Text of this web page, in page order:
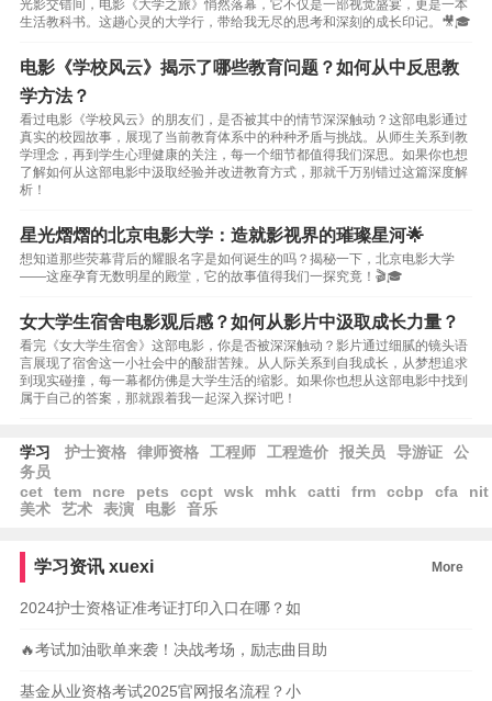
光影交错间，电影《大学之旅》悄然落幕，它不仅是一部视觉盛宴，更是一本
生活教科书。这趟心灵的大学行，带给我无尽的思考和深刻的成长印记。🎥🎓
电影《学校风云》揭示了哪些教育问题？如何从中反思教
学方法？
看过电影《学校风云》的朋友们，是否被其中的情节深深触动？这部电影通过
真实的校园故事，展现了当前教育体系中的种种矛盾与挑战。从师生关系到教
学理念，再到学生心理健康的关注，每一个细节都值得我们深思。如果你也想
了解如何从这部电影中汲取经验并改进教育方式，那就千万别错过这篇深度解
析！
星光熠熠的北京电影大学：造就影视界的璀璨星河🌟
想知道那些荧幕背后的耀眼名字是如何诞生的吗？揭秘一下，北京电影大学
——这座孕育无数明星的殿堂，它的故事值得我们一探究竟！🎬🎓
女大学生宿舍电影观后感？如何从影片中汲取成长力量？
看完《女大学生宿舍》这部电影，你是否被深深触动？影片通过细腻的镜头语
言展现了宿舍这一小社会中的酸甜苦辣。从人际关系到自我成长，从梦想追求
到现实碰撞，每一幕都仿佛是大学生活的缩影。如果你也想从这部电影中找到
属于自己的答案，那就跟着我一起深入探讨吧！
学习 护士资格 律师资格 工程师 工程造价 报关员 导游证
公
务员
cet
tem ncre pets ccpt wsk mhk catti frm ccbp cfa
nit
美术
艺术 表演 电影 音乐
学习资讯 xuexi More
2024护士资格证准考证打印入口在哪？如
🔥考试加油歌单来袭！决战考场，励志曲目助
基金从业资格考试2025官网报名流程？小